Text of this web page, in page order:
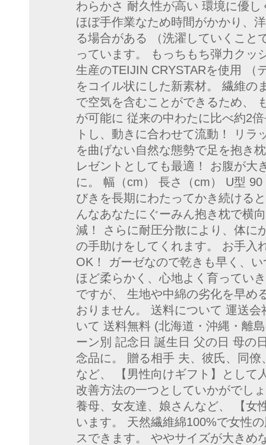
わらかさ 耐久性が高い 環境に優
ほぼ手作業なため時間がかかり、
る場合がある （洗濯していくこと
っています。 もっちもち弾力クッ
生産のTEIJIN CRYSTARを使用
をコイル状にした新素材。 繊維の
で空気を含むことができるため、
が可能に 従来の中わたに比べ約2
トし、動きに合わせて流動！ リ
を曲げない自然な態勢で足を抱き
レゼントとしても最適！ お腹が大
に。 幅（cm） 長さ（cm） U型
びきを長期にわたってかき続ける
んなあなたにぐーみん抱き枕で横
減！ さらに耐圧分散により、体に
の手助けをしてくれます。 お手入
OK！ ガーゼなので乾きも早く、
ほど柔らかく、心地よく育ってい
ですが、 生地や中綿の劣化を早め
おりません。 送料について 運送
いて 送料無料 (北海道・沖縄・離
ーン別 記念日 誕生日 父の日 母の
念品に。 贈る相手 夫、彼氏、同
など、 【男性向けギフト】として
改善方法の一つとしていかがでし
養母、女友達、娘さんなど、 【女
います。 天然繊維綿100%で女性
スできます。 ややサイズが大きめ